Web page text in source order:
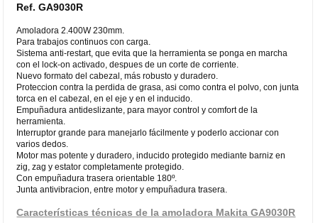
Ref. GA9030R
Amoladora 2.400W 230mm.
Para trabajos continuos con carga.
Sistema anti-restart, que evita que la herramienta se ponga en marcha
con el lock-on activado, despues de un corte de corriente.
Nuevo formato del cabezal, más robusto y duradero.
Proteccion contra la perdida de grasa, asi como contra el polvo, con junta
torca en el cabezal, en el eje y en el inducido.
Empuñadura antideslizante, para mayor control y comfort de la
herramienta.
Interruptor grande para manejarlo fácilmente y poderlo accionar con
varios dedos.
Motor mas potente y duradero, inducido protegido mediante barniz en
zig, zag y estator completamente protegido.
Con empuñadura trasera orientable 180º.
Junta antivibracion, entre motor y empuñadura trasera.
Características técnicas de la amoladora Makita GA9030R